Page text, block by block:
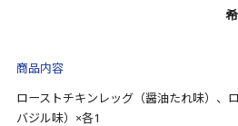
商品内容
ローストチキンレッグ（醤油たれ味）、
バジル味）×各1